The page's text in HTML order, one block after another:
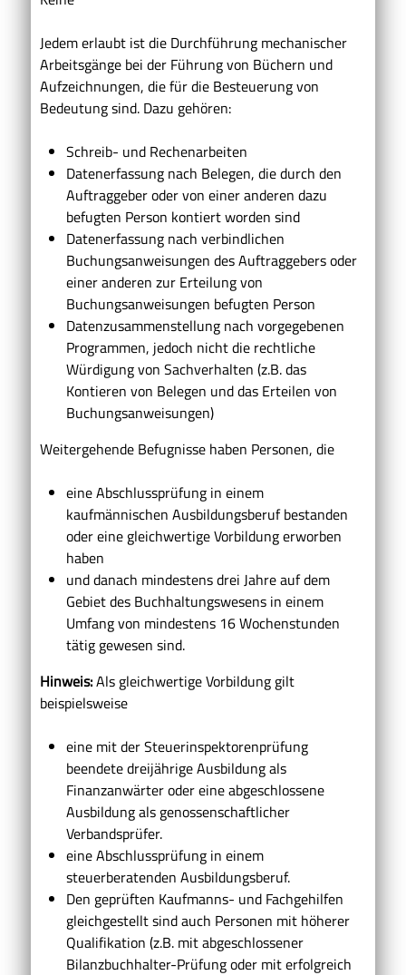
Jedem erlaubt ist die Durchführung mechanischer
Arbeitsgänge bei der Führung von Büchern und
Aufzeichnungen, die für die Besteuerung von
Bedeutung sind. Dazu gehören:
Schreib- und Rechenarbeiten
Datenerfassung nach Belegen, die durch den
Auftraggeber oder von einer anderen dazu
befugten Person kontiert worden sind
Datenerfassung nach verbindlichen
Buchungsanweisungen des Auftraggebers oder
einer anderen zur Erteilung von
Buchungsanweisungen befugten Person
Datenzusammenstellung nach vorgegebenen
Programmen, jedoch nicht die rechtliche
Würdigung von Sachverhalten (z.B. das
Kontieren von Belegen und das Erteilen von
Buchungsanweisungen)
Weitergehende Befugnisse haben Personen, die
eine Abschlussprüfung in einem
kaufmännischen Ausbildungsberuf bestanden
oder eine gleichwertige Vorbildung erworben
haben
und danach mindestens drei Jahre auf dem
Gebiet des Buchhaltungswesens in einem
Umfang von mindestens 16 Wochenstunden
tätig gewesen sind.
Hinweis:Als gleichwertige Vorbildung gilt
beispielsweise
eine mit der Steuerinspektorenprüfung
beendete dreijährige Ausbildung als
Finanzanwärter oder eineabgeschlossene
Ausbildung als genossenschaftlicher
Verbandsprüfer.
eine Abschlussprüfung in einem
steuerberatenden Ausbildungsberuf.
Den geprüften Kaufmanns- und Fachgehilfen
gleichgestellt sind auch Personen mit höherer
Qualifikation (z.B. mit abgeschlossener
Bilanzbuchhalter-Prüfung oder mit erfolgreich